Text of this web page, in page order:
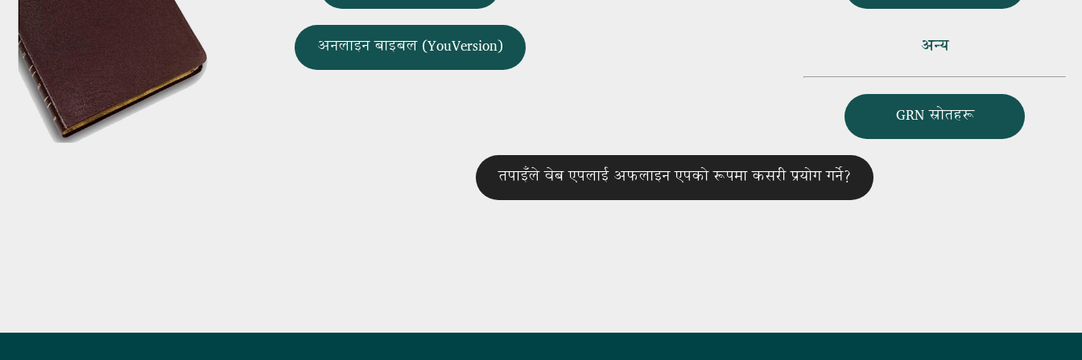
अनलाइन बाइबल (YouVersion) अन्य
GRN स्रोतहरू
तपाइँले वेब एपलाई अफलाइन एपको रूपमा कसरी प्रयोग गर्ने?